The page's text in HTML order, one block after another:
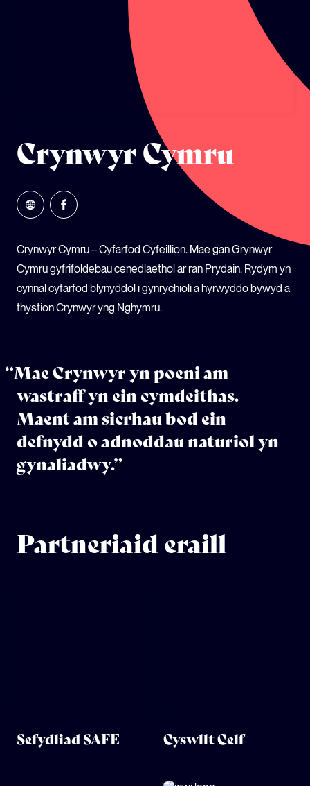
Crynwyr Cymru
Crynwyr Cymru – Cyfarfod Cyfeillion. Mae gan Grynwyr
Cymru gyfrifoldebau cenedlaethol ar ran Prydain. Rydym yn
cynnal cyfarfod blynyddol i gynrychioli a hyrwyddo bywyd a
thystion Crynwyr yng Nghymru.
“Mae Crynwyr yn poeni am
wastraff yn ein cymdeithas.
Maent am sicrhau bod ein
defnydd o adnoddau naturiol yn
gynaliadwy.”
Partneriaid eraill
Sefydliad SAFE Cyswllt Celf
LLYSGENHADON HINSAWDD IEUENCTID